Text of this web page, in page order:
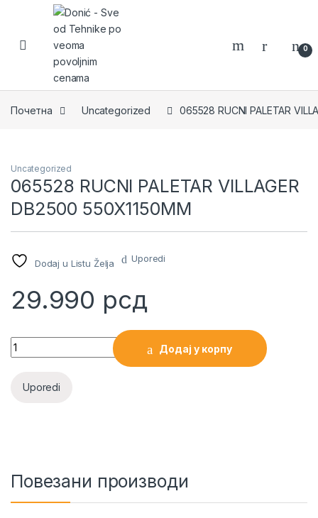
Skip to navigation
Skip to content
0
Почетна Uncategorized 065528 RUCNI PALETAR
Uncategorized
065528 RUCNI PALETAR VILLAGER
DB2500 550X1150MM
Dodaj u Listu Želja Uporedi
29.990 рсд
065528 RUCNI PALETAR VILLAGER DB2500 550X1150MM
Додај у корпу
Uporedi
Повезани производи